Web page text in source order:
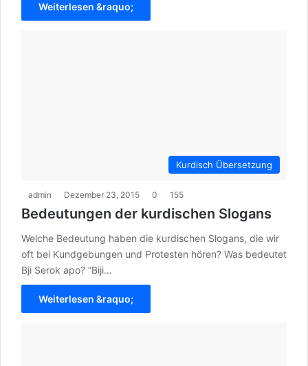
Weiterlesen &raquo;
Kurdisch Übersetzung
admin Dezember 23, 2015 0 155
Bedeutungen der kurdischen Slogans
Welche Bedeutung haben die kurdischen Slogans, die wir
oft bei Kundgebungen und Protesten hören? Was bedeutet
Bji Serok apo? “Biji…
Weiterlesen &raquo;